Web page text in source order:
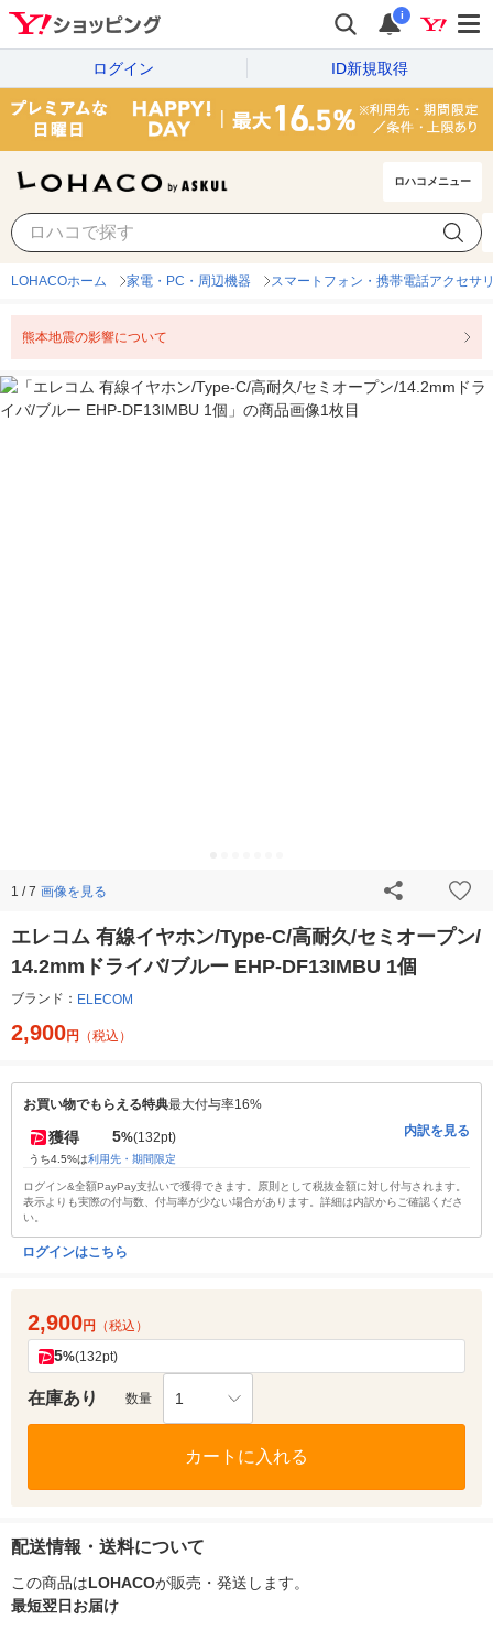
i
ログイン ID新規取得
ロハコメニュー
LOHACOホーム 家電・PC・周辺機器 スマートフォン・携帯電話アクセサ
熊本地震の影響について
1 / 7 画像を見る
エレコム 有線イヤホン/Type-C/高耐久/セミオープン/
14.2mmドライバ/ブルー EHP-DF13IMBU 1個
ブランド： ELECOM
2,900円 （税込）
お買い物でもらえる特典最大付与率16%
獲得 5%(132pt)
うち4.5%は利用先・期間限定
内訳を見る
ログイン&全額PayPay支払いで獲得できます。原則として税抜金額に対し付与されます。
表示よりも実際の付与数、付与率が少ない場合があります。詳細は内訳からご確認くださ
い。
ログインはこちら
2,900円 （税込）
5%(132pt)
在庫あり 数量 1
カートに入れる
配送情報・送料について
この商品はLOHACOが販売・発送します。
最短翌日お届け